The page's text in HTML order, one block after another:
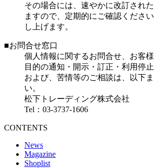
その場合には、速やかに改訂され
ますので、定期的にご確認くださ
し上げます。
■お問合せ窓口
個人情報に関するお問合せ、お客
目的の通知・開示・訂正・利用停
および、苦情等のご相談は、以下
い。
松下トレーディング株式会社
Tel：03-3737-1606
CONTENTS
News
Magazine
Shoplist